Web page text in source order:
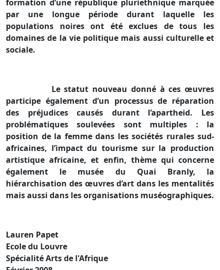
formation d’une république pluriethnique marquée
par une longue période durant laquelle les
populations noires ont été exclues de tous les
domaines de la vie politique mais aussi culturelle et
sociale.
Le statut nouveau donné à ces œuvres
participe également d’un processus de réparation
des préjudices causés durant l’apartheid. Les
problématiques soulevées sont multiples : la
position de la femme dans les sociétés rurales sud-
africaines, l’impact du tourisme sur la production
artistique africaine, et enfin, thème qui concerne
également le musée du Quai Branly, la
hiérarchisation des œuvres d’art dans les mentalités
mais aussi dans les organisations muséographiques.
Lauren Papet
Ecole du Louvre
Spécialité Arts de l'Afrique